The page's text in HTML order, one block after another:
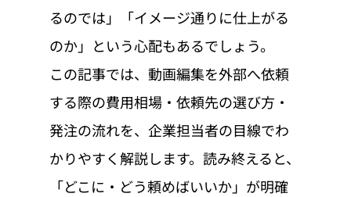
るのでは」「イメージ通りに仕上がる
のか」という心配もあるでしょう。
この記事では、動画編集を外部へ依頼
する際の費用相場・依頼先の選び方・
発注の流れを、企業担当者の目線でわ
かりやすく解説します。読み終えると、
「どこに・どう頼めばいいか」が明確